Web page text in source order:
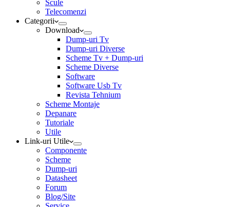
Scule
Telecomenzi
Categorii
Download
Dump-uri Tv
Dump-uri Diverse
Scheme Tv + Dump-uri
Scheme Diverse
Software
Software Usb Tv
Revista Tehnium
Scheme Montaje
Depanare
Tutoriale
Utile
Link-uri Utile
Componente
Scheme
Dump-uri
Datasheet
Forum
Blog/Site